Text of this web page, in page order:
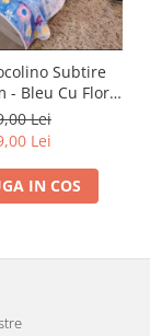
Subtire
- Bleu Cu Flori
Lei
Lei
IN COS